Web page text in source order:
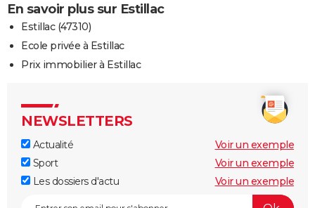
En savoir plus sur Estillac
Estillac (47310)
Ecole privée à Estillac
Prix immobilier à Estillac
NEWSLETTERS
Actualité
Voir un exemple
Sport
Voir un exemple
Les dossiers d'actu
Voir un exemple